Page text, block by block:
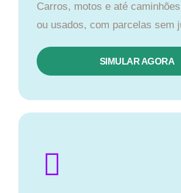
Carros, motos e até
ou usados, com parcelas sem
SIMULAR AGORA